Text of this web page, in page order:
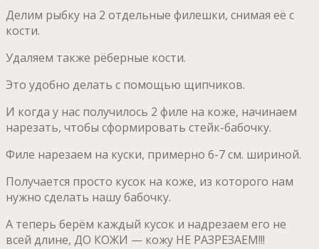
Делим рыбку на 2 отдельные филешки, снимая её с
кости.
Удаляем также рёберные кости.
Это удобно делать с помощью щипчиков.
И когда у нас получилось 2 филе на коже, начинаем
нарезать, чтобы сформировать стейк-бабочку.
Филе нарезаем на куски, примерно 6-7 см. шириной.
Получается просто кусок на коже, из которого нам
нужно сделать нашу бабочку.
А теперь берём каждый кусок и надрезаем его не
всей длине, ДО КОЖИ — кожу НЕ РАЗРЕЗАЕМ!!!